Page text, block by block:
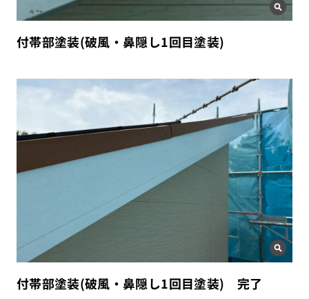
付帯部塗装(破風・鼻隠し1回目塗装)
付帯部塗装(破風・鼻隠し1回目塗装) 完了